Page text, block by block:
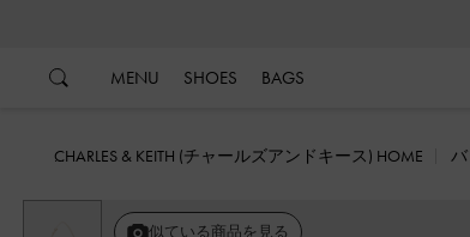
MENU SHOES BAGS
CHARLES & KEITH (チャールズアンドキース) HOME
似ている商品を見る